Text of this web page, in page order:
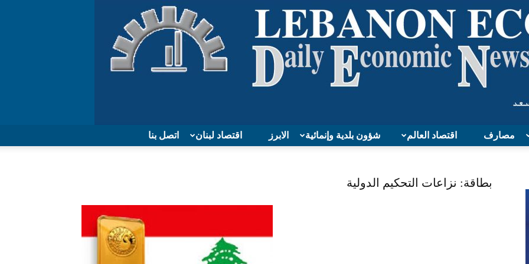
اتصل بنا اقتصاد لبنان الابرز شؤون بلدية وإنمائية اقتصاد العالم مصارف
بطاقة: نزاعات التحكيم الدولية